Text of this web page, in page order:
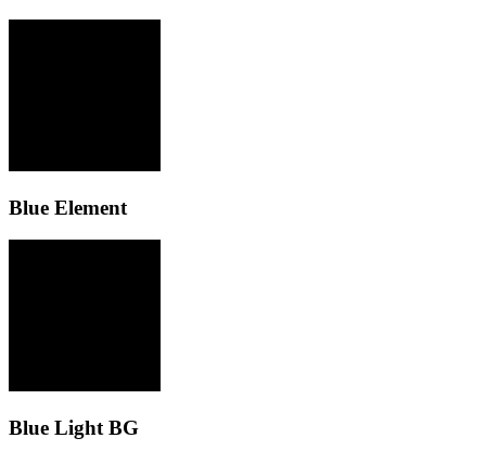
Blue Element
Blue Light BG